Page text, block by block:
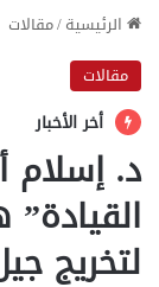
الرئيسية/مقالات
مقالات
أخر الأخبار
د.
لتخريج